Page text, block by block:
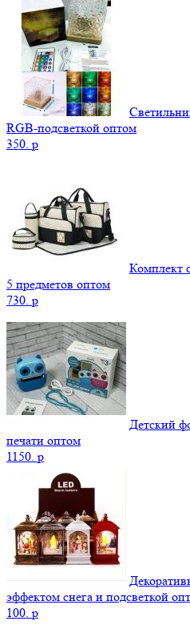
RGB-подсветкой оптом
350. p
Комплект
5 предметов оптом
730. p
Детский
печати оптом
1150. p
эффектом снега и подсветкой
100. p